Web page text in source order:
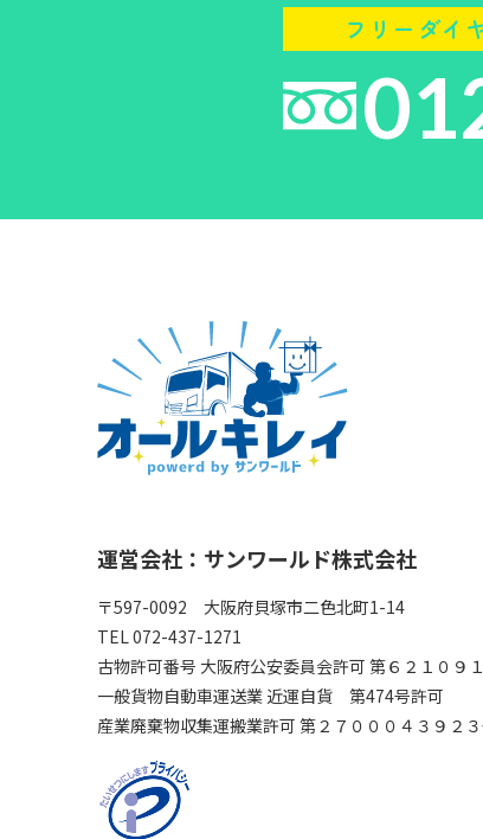
フリーダイ
運営会社：サンワールド株式会社
〒597-0092 大阪府貝塚市二色北町1-14
TEL 072-437-1271
古物許可番号 大阪府公安委員会許可 第６２１０９
一般貨物自動車運送業 近運自貨 第474号許可
産業廃棄物収集運搬業許可 第２７０００４３９２